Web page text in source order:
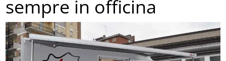
sempre in officina